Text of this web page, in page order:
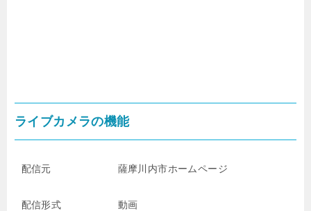
ライブカメラの機能
配信元 薩摩川内市ホームページ
配信形式 動画